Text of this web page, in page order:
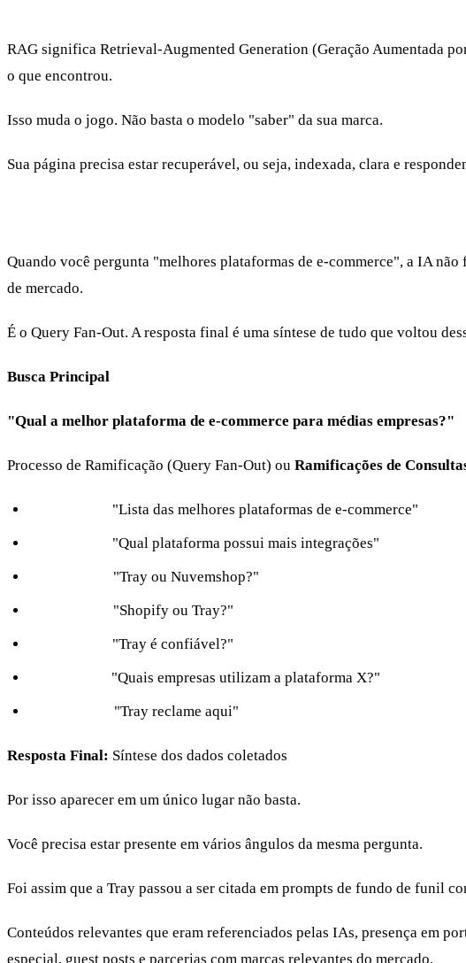
RAG significa Retrieval-Augmented Generation (Geração Aumentada
o que encontrou.
Isso muda o jogo. Não basta o modelo "saber" da sua marca.
Sua página precisa estar recuperável, ou seja, indexada, clara e
Quando você pergunta "melhores plataformas de e-commerce", a IA
de mercado.
É o Query Fan-Out. A resposta final é uma síntese de tudo que voltou
Busca Principal
"Qual a melhor plataforma de e-commerce para médias empresas?"
Processo de Ramificação (Query Fan-Out) ou Ramificações de
"Lista das melhores plataformas de e-commerce"
"Qual plataforma possui mais integrações"
"Tray ou Nuvemshop?"
"Shopify ou Tray?"
"Tray é confiável?"
"Quais empresas utilizam a plataforma X?"
"Tray reclame aqui"
Resposta Final: Síntese dos dados coletados
Por isso aparecer em um único lugar não basta.
Você precisa estar presente em vários ângulos da mesma pergunta.
Foi assim que a Tray passou a ser citada em prompts de fundo de funil
Conteúdos relevantes que eram referenciados pelas IAs, presença em
especial, guest posts e parcerias com marcas relevantes do mercado.